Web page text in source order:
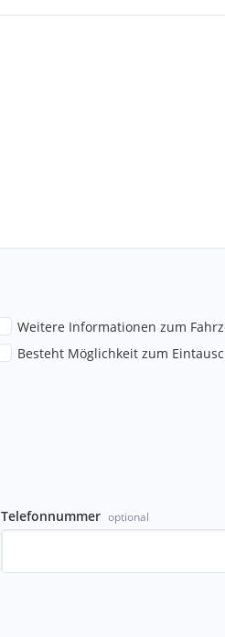
Weitere Informationen zum
Besteht Möglichkeit zum
Telefonnummer optional